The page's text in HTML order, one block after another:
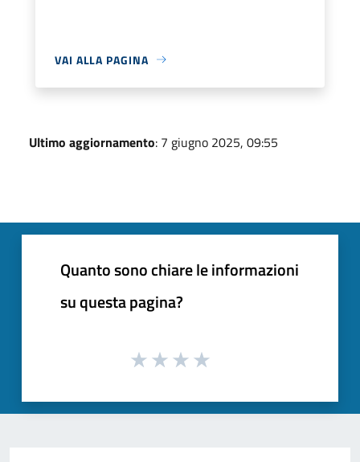
VAI ALLA PAGINA
Ultimo aggiornamento: 7 giugno 2025, 09:55
Quanto sono chiare le informazioni
su questa pagina?